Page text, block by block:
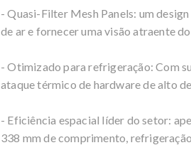
- Quasi-Filter Mesh Panels: um
de ar e fornecer uma visão atraente
- Otimizado para refrigeração: Com
ataque térmico de hardware de alto
- Eficiência espacial líder do setor:
338 mm de comprimento,